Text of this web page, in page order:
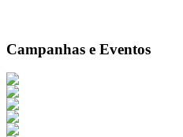
Campanhas e Eventos